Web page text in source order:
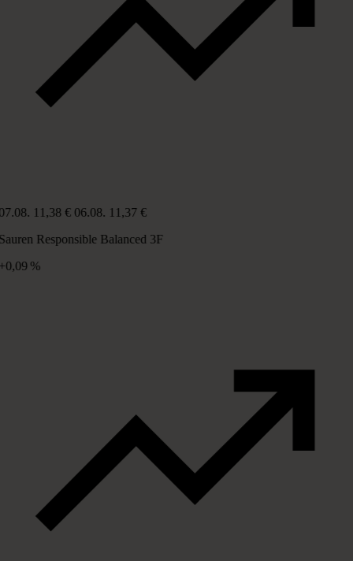
11,38 € 06.08. 11,37 €
Responsible Balanced 3F
%